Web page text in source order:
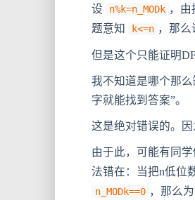
设 n%k=n_MODk ，由
题意知
k<=n ，那么
但是这个只能证明
我不知道是哪个那
字就能找到答案”。
这是绝对错误的。因
由于此，可能有同
法错在：当把n低位
n_MODk==0 ，那么